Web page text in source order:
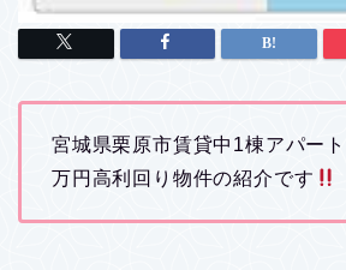
宮城県栗原市賃貸中1棟アパー
万円高利回り物件の紹介です